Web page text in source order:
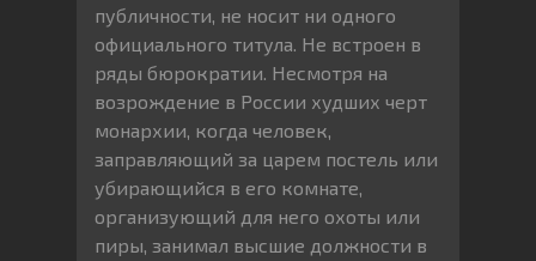
публичности, не носит ни одного
официального титула. Не встроен в
ряды бюрократии. Несмотря на
возрождение в России худших черт
монархии, когда человек,
заправляющий за царем постель или
убирающийся в его комнате,
организующий для него охоты или
пиры, занимал высшие должности в